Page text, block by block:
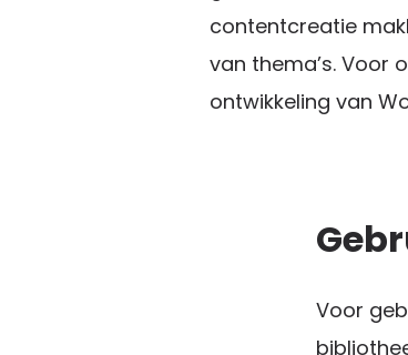
contentcreatie
van thema’s. Voor
ontwikkeling van
Voor